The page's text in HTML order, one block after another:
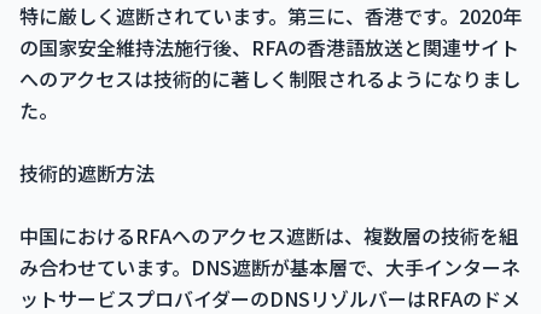
特に厳しく遮断されています。第三に、香港です。2020年
の国家安全維持法施行後、RFAの香港語放送と関連サイト
へのアクセスは技術的に著しく制限されるようになりまし
た。
技術的遮断方法
中国におけるRFAへのアクセス遮断は、複数層の技術を組
み合わせています。DNS遮断が基本層で、大手インターネ
ットサービスプロバイダーのDNSリゾルバーはRFAのドメ